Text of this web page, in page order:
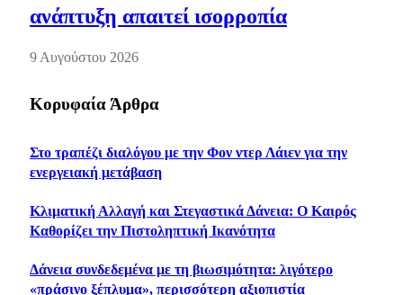
ανάπτυξη απαιτεί ισορροπία
9 Αυγούστου 2026
Κορυφαία Άρθρα
Στο τραπέζι διαλόγου με την Φον ντερ Λάιεν για την
ενεργειακή μετάβαση
Κλιματική Αλλαγή και Στεγαστικά Δάνεια: Ο Καιρός
Καθορίζει την Πιστοληπτική Ικανότητα
Δάνεια συνδεδεμένα με τη βιωσιμότητα: λιγότερο
«πράσινο ξέπλυμα», περισσότερη αξιοπιστία